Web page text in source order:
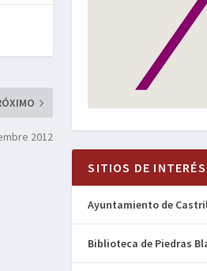
2012
SITIOS DE INTERÉS
Ayuntamiento de
Biblioteca de Piedras